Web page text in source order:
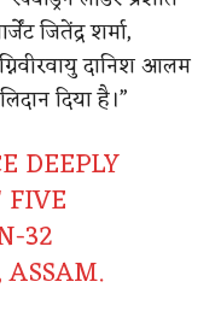
जितेंद्र शर्मा,
दानिश आलम
दिया है।”
DEEPLY
FIVE
32